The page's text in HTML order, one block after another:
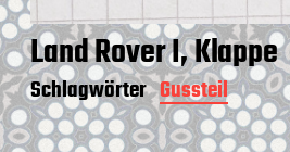
Land Rover I, Klappe
Schlagwörter Gussteil